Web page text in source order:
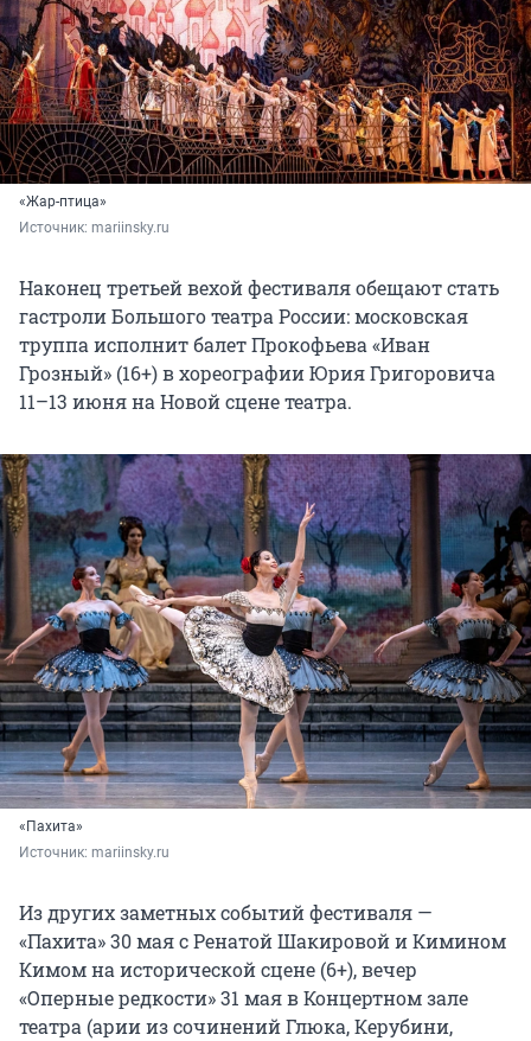
«Жар-птица»
Источник: mariinsky.ru
Наконец третьей вехой фестиваля обещают стать
гастроли Большого театра России: московская
труппа исполнит балет Прокофьева «Иван
Грозный» (16+) в хореографии Юрия Григоровича
11–13 июня на Новой сцене театра.
«Пахита»
Источник: mariinsky.ru
Из других заметных событий фестиваля —
«Пахита» 30 мая с Ренатой Шакировой и Кимином
Кимом на исторической сцене (6+), вечер
«Оперные редкости» 31 мая в Концертном зале
театра (арии из сочинений Глюка, Керубини,